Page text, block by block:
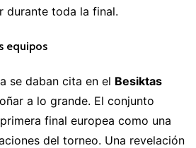
durante toda la final.
equipos
se daban cita en el Besiktas
a lo grande. El conjunto
final europea como una
del torneo. Una revelación